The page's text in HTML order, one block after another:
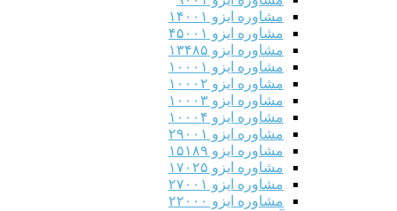
مشاوره ایزو ۱۴۰۰۱
مشاوره ایزو ۴۵۰۰۱
مشاوره ایزو ۱۳۴۸۵
مشاوره ایزو ۱۰۰۰۱
مشاوره ایزو ۱۰۰۰۲
مشاوره ایزو ۱۰۰۰۳
مشاوره ایزو ۱۰۰۰۴
مشاوره ایزو ۲۹۰۰۱
مشاوره ایزو ۱۵۱۸۹
مشاوره ایزو ۱۷۰۲۵
مشاوره ایزو ۲۷۰۰۱
مشاوره ایزو ۲۲۰۰۰